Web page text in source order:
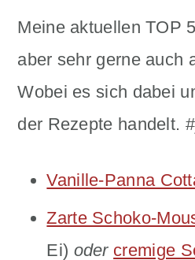
Meine aktuellen TOP
aber sehr gerne auch
Wobei es sich dabei
der Rezepte handelt.
Vanille-Panna
Zarte Schoko-
Ei) oder cremige